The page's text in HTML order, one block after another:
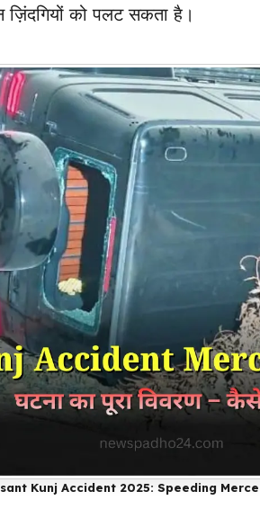
को पलट सकता है।
Kunj Accident 2025: Speeding